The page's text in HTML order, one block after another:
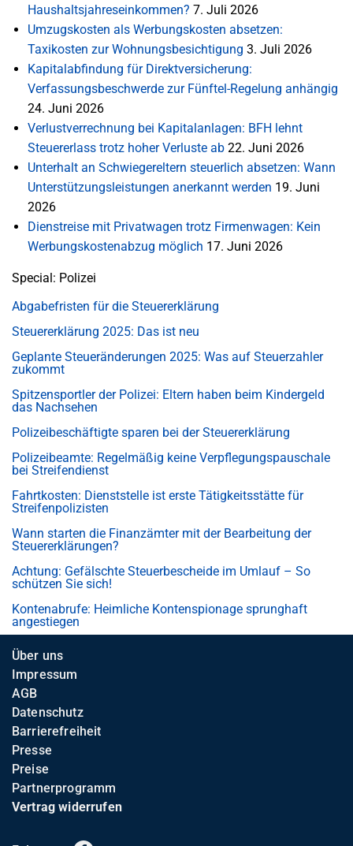
Haushaltsjahreseinkommen? 7. Juli 2026
Umzugskosten als Werbungskosten absetzen:
Taxikosten zur Wohnungsbesichtigung 3. Juli 2026
Kapitalabfindung für Direktversicherung:
Verfassungsbeschwerde zur Fünftel-Regelung anhängig
24. Juni 2026
Verlustverrechnung bei Kapitalanlagen: BFH lehnt
Steuererlass trotz hoher Verluste ab 22. Juni 2026
Unterhalt an Schwiegereltern steuerlich absetzen: Wann
Unterstützungsleistungen anerkannt werden 19. Juni
2026
Dienstreise mit Privatwagen trotz Firmenwagen: Kein
Werbungskostenabzug möglich 17. Juni 2026
Special: Polizei
Abgabefristen für die Steuererklärung
Steuererklärung 2025: Das ist neu
Geplante Steueränderungen 2025: Was auf Steuerzahler
zukommt
Spitzensportler der Polizei: Eltern haben beim Kindergeld
das Nachsehen
Polizeibeschäftigte sparen bei der Steuererklärung
Polizeibeamte: Regelmäßig keine Verpflegungspauschale
bei Streifendienst
Fahrtkosten: Dienststelle ist erste Tätigkeitsstätte für
Streifenpolizisten
Wann starten die Finanzämter mit der Bearbeitung der
Steuererklärungen?
Achtung: Gefälschte Steuerbescheide im Umlauf – So
schützen Sie sich!
Kontenabrufe: Heimliche Kontenspionage sprunghaft
angestiegen
Über uns
Impressum
AGB
Datenschutz
Barrierefreiheit
Presse
Preise
Partnerprogramm
Vertrag widerrufen